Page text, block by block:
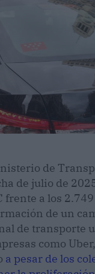
de
de julio de
frente a los
de un
de transporte
como
a pesar de los